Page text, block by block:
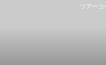
ツアーコ